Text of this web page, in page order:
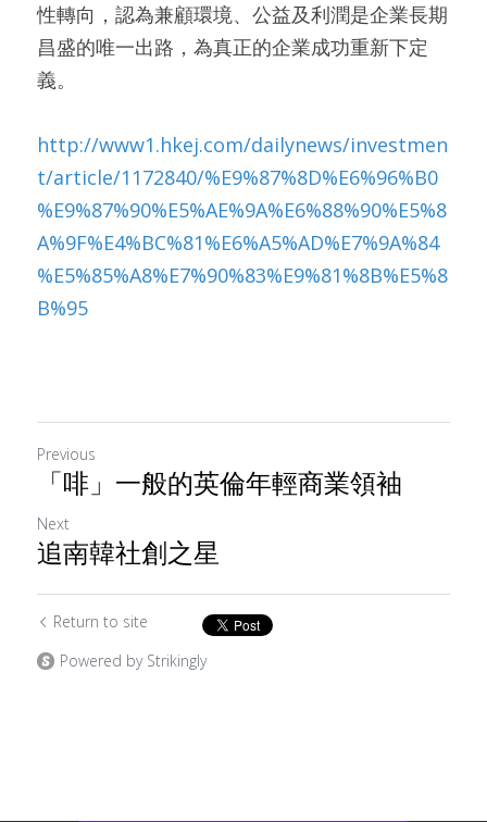
性轉向，認為兼顧環境、公益及利潤是企業長期
昌盛的唯一出路，為真正的企業成功重新下定
義。
http://www1.hkej.com/dailynews/investmen
t/article/1172840/%E9%87%8D%E6%96%B0
%E9%87%90%E5%AE%9A%E6%88%90%E5%8
A%9F%E4%BC%81%E6%A5%AD%E7%9A%84
%E5%85%A8%E7%90%83%E9%81%8B%E5%8
B%95
Previous
「啡」一般的英倫年輕商業領袖
Next
追南韓社創之星
Return to site
Powered by Strikingly